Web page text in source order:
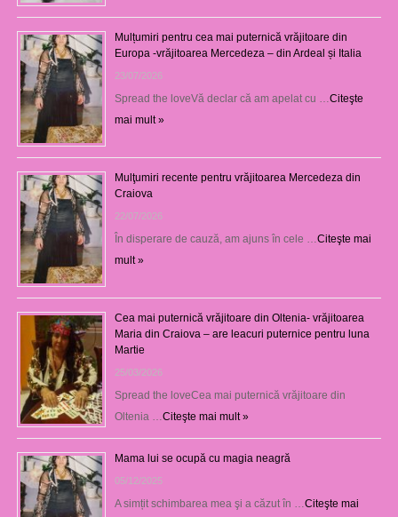
Mulțumiri pentru cea mai puternică vrăjitoare din
Europa -vrăjitoarea Mercedeza – din Ardeal și Italia
23/07/2026
Spread the loveVă declar că am apelat cu …Citeşte
mai mult »
Mulţumiri recente pentru vrăjitoarea Mercedeza din
Craiova
22/07/2026
În disperare de cauză, am ajuns în cele …Citeşte mai
mult »
Cea mai puternică vrăjitoare din Oltenia- vrăjitoarea
Maria din Craiova – are leacuri puternice pentru luna
Martie
25/03/2026
Spread the loveCea mai puternică vrăjitoare din
Oltenia …Citeşte mai mult »
Mama lui se ocupă cu magia neagră
05/12/2025
A simțit schimbarea mea şi a căzut în …Citeşte mai